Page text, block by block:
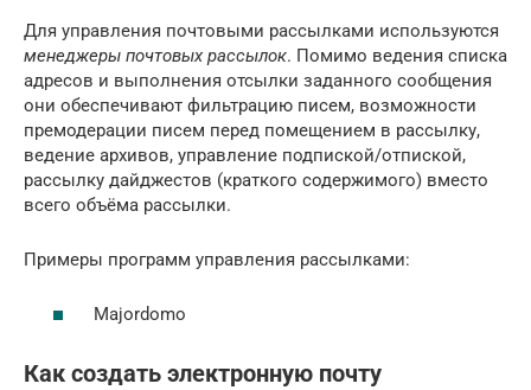
Для управления почтовыми рассылками используются
менеджеры почтовых рассылок. Помимо ведения списка
адресов и выполнения отсылки заданного сообщения
они обеспечивают фильтрацию писем, возможности
премодерации писем перед помещением в рассылку,
ведение архивов, управление подпиской/отпиской,
рассылку дайджестов (краткого содержимого) вместо
всего объёма рассылки.
Примеры программ управления рассылками:
Majordomo
Как создать электронную почту